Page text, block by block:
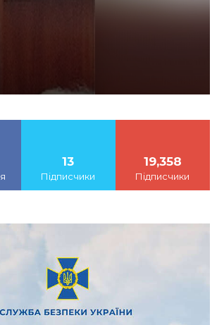
13
Підписчики
19,358
Підписчики